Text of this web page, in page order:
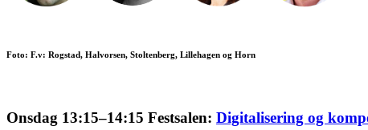
Foto: F.v: Rogstad, Halvorsen, Stoltenberg, Lillehagen og Horn
Onsdag 13:15–14:15 Festsalen: Digitalisering og